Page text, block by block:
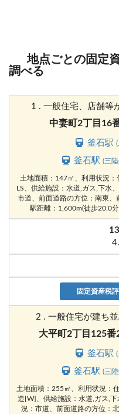
地点ごとの固定
調べる
1 . 一般住宅、店舗等
中妻町2丁目16
釜石駅
釜石駅 (三
土地面積：147㎡、利用状況：
LS、供給施設：水道,ガス,下水
市道、前面道路の方位：南東、
駅距離：1,600m(徒歩20.0
固定資産税
2 . 一般住宅が建ち
大平町2丁目125番
釜石駅
釜石駅 (三
土地面積：255㎡、利用状況：
造[W]、供給施設：水道,ガス,
況：市道、前面道路の方位：